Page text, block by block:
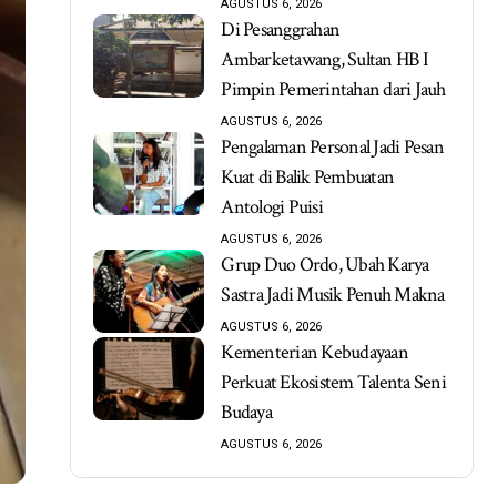
AGUSTUS 6, 2026
Di Pesanggrahan
Ambarketawang, Sultan HB I
Pimpin Pemerintahan dari Jauh
AGUSTUS 6, 2026
Pengalaman Personal Jadi Pesan
Kuat di Balik Pembuatan
Antologi Puisi
AGUSTUS 6, 2026
Grup Duo Ordo, Ubah Karya
Sastra Jadi Musik Penuh Makna
AGUSTUS 6, 2026
Kementerian Kebudayaan
Perkuat Ekosistem Talenta Seni
Budaya
AGUSTUS 6, 2026